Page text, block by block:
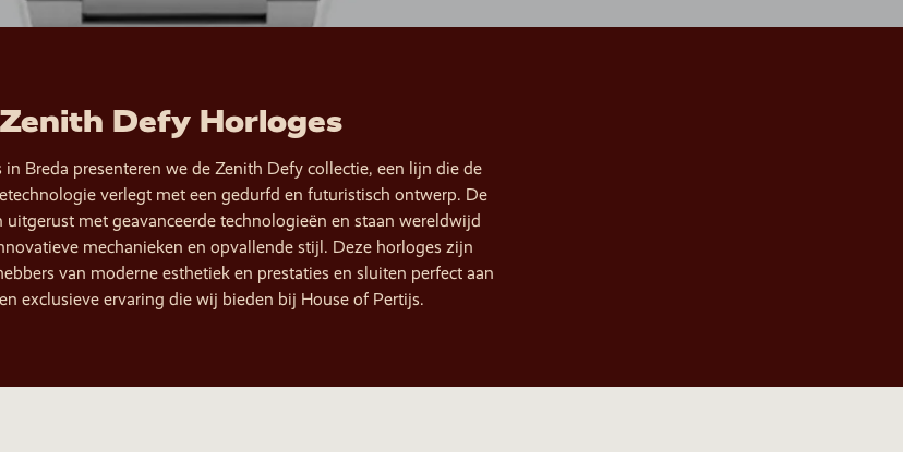
Zenith Defy Horloges
in Breda presenteren we de Zenith Defy collectie, een lijn die de
verlegt met een gedurfd en futuristisch ontwerp. De
met geavanceerde technologieën en staan wereldwijd
mechanieken en opvallende stijl. Deze horloges zijn
van moderne esthetiek en prestaties en sluiten perfect aan
exclusieve ervaring die wij bieden bij House of Pertijs.